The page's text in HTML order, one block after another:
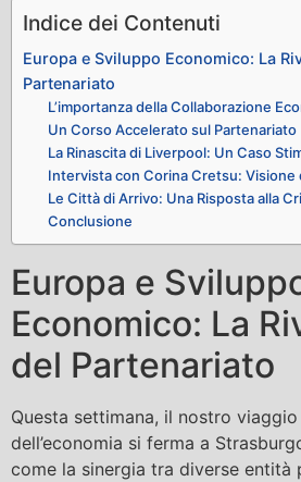
Indice dei Contenuti
Europa e Sviluppo Economico: La
Partenariato
L’importanza della Collaborazione
Un Corso Accelerato sul Partenariato
La Rinascita di Liverpool: Un Caso
Intervista con Corina Cretsu: Visione
Le Città di Arrivo: Una Risposta alla
Conclusione
Europa e
Economico: La
del Partenariato
Questa settimana, il nostro
dell’economia si ferma a
come la sinergia tra diverse entità